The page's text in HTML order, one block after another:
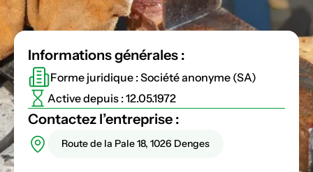
Informations générales :
Forme juridique : Société anonyme (SA)
Active depuis : 12.05.1972
Contactez l’entreprise :
Route de la Pale 18, 1026 Denges